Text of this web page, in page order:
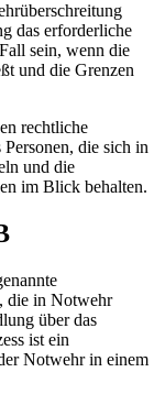
das erforderliche
sein, wenn die
und die Grenzen
rechtliche
die sich in
und die
im Blick behalten.
die in Notwehr
über das
ist ein
Notwehr in einem